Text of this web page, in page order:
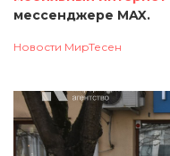
мессенджере MAX.
Новости МирТесен